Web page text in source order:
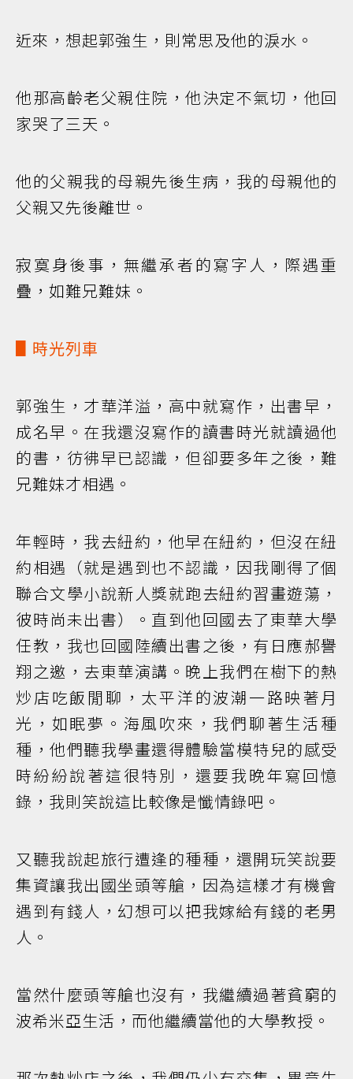
近來，想起郭強生，則常思及他的淚水。
他那高齡老父親住院，他決定不氣切，他回
家哭了三天。
他的父親我的母親先後生病，我的母親他的
父親又先後離世。
寂寞身後事，無繼承者的寫字人，際遇重
疊，如難兄難妹。
▋時光列車
郭強生，才華洋溢，高中就寫作，出書早，
成名早。在我還沒寫作的讀書時光就讀過他
的書，彷彿早已認識，但卻要多年之後，難
兄難妹才相遇。
年輕時，我去紐約，他早在紐約，但沒在紐
約相遇（就是遇到也不認識，因我剛得了個
聯合文學小說新人獎就跑去紐約習畫遊蕩，
彼時尚未出書）。直到他回國去了東華大學
任教，我也回國陸續出書之後，有日應郝譽
翔之邀，去東華演講。晚上我們在樹下的熱
炒店吃飯閒聊，太平洋的波潮一路映著月
光，如眠夢。海風吹來，我們聊著生活種
種，他們聽我學畫還得體驗當模特兒的感受
時紛紛說著這很特別，還要我晚年寫回憶
錄，我則笑說這比較像是懺情錄吧。
又聽我說起旅行遭逢的種種，還開玩笑說要
集資讓我出國坐頭等艙，因為這樣才有機會
遇到有錢人，幻想可以把我嫁給有錢的老男
人。
當然什麼頭等艙也沒有，我繼續過著貧窮的
波希米亞生活，而他繼續當他的大學教授。